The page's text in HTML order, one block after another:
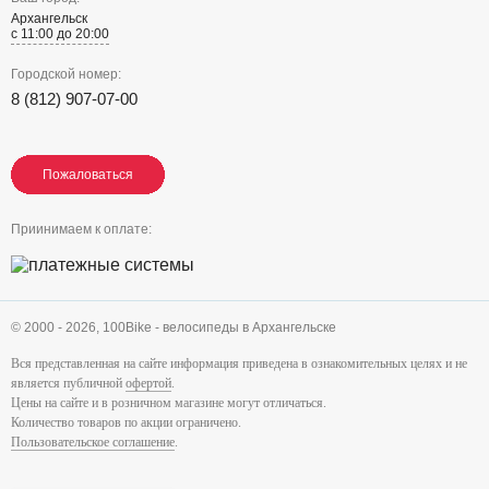
Архангельск
с 11:00 до 20:00
Городской номер:
8 (812) 907-07-00
Пожаловаться
Пожаловаться
Пожаловаться
Приинимаем к оплате:
© 2000 - 2026, 100Bike - велосипеды в Архангельске
Вся представленная на сайте информация приведена в ознакомительных целях и не
является публичной офертой.
Цены на сайте и в розничном магазине могут отличаться.
Количество товаров по акции ограничено.
Пользовательское соглашение.